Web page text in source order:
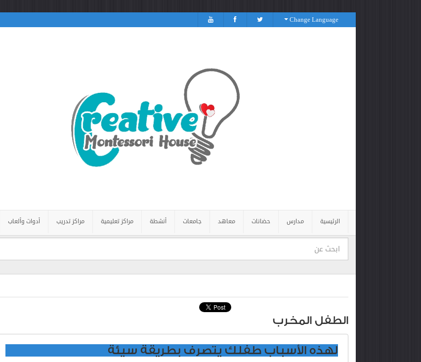
Change Language
الرئيسية مدارس حضانات معاهد جامعات أنشطة مراكز تعليمية مراكز تدريب أدوات وألعاب
الطفل المخرب
لهذه الأسباب طفلك يتصرف بطريقة سيئة